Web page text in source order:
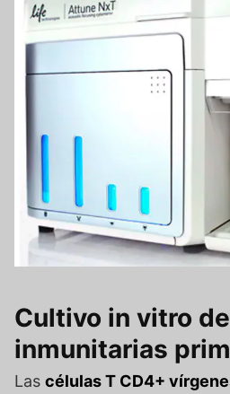
Cultivo in vitro
inmunitarias
Las células T CD4+